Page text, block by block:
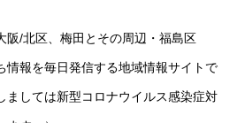
阪/北区、梅田とその周辺・福島区
情報を毎日発信する地域情報サイトで
ましては新型コロナウイルス感染症対